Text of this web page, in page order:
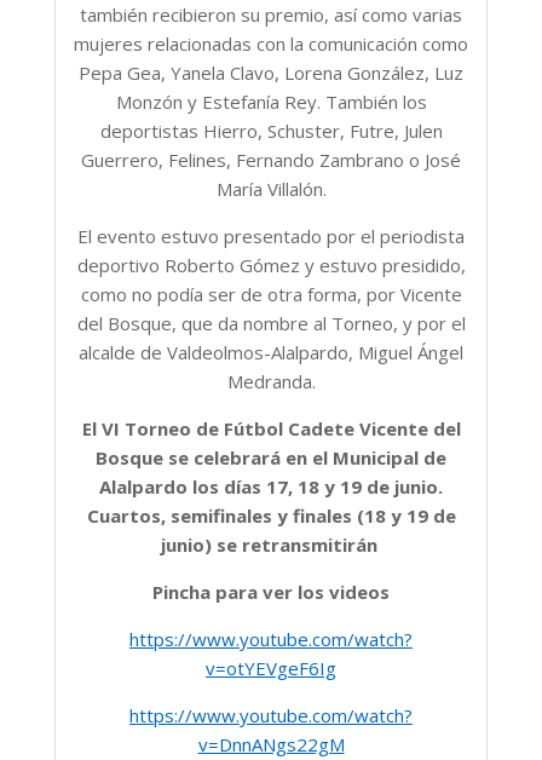
también recibieron su premio, así como varias
mujeres relacionadas con la comunicación como
Pepa Gea, Yanela Clavo, Lorena González, Luz
Monzón y Estefanía Rey. También los
deportistas Hierro, Schuster, Futre, Julen
Guerrero, Felines, Fernando Zambrano o José
María Villalón.
El evento estuvo presentado por el periodista
deportivo Roberto Gómez y estuvo presidido,
como no podía ser de otra forma, por Vicente
del Bosque, que da nombre al Torneo, y por el
alcalde de Valdeolmos-Alalpardo, Miguel Ángel
Medranda.
El VI Torneo de Fútbol Cadete Vicente del
Bosque se celebrará en el Municipal de
Alalpardo los días 17, 18 y 19 de junio.
Cuartos, semifinales y finales (18 y 19 de
junio) se retransmitirán
Pincha para ver los videos
https://www.youtube.com/watch?
v=otYEVgeF6Ig
https://www.youtube.com/watch?
v=DnnANgs22gM